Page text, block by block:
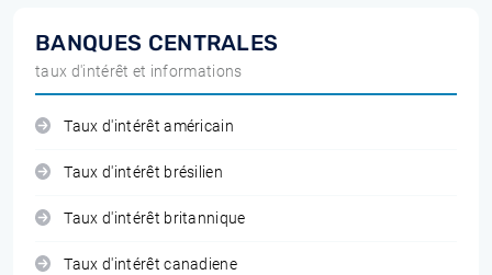
BANQUES CENTRALES
taux d'intérêt et informations
Taux d'intérêt américain
Taux d'intérêt brésilien
Taux d'intérêt britannique
Taux d'intérêt canadiene